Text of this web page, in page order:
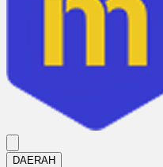
DAERAH